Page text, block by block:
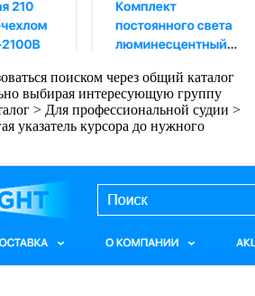
поиском через общий каталог
выбирая интересующую группу
> Для профессиональной судии >
указатель курсора до нужного